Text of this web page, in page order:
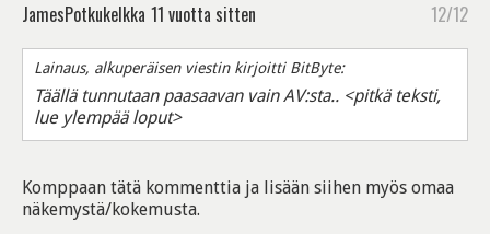
JamesPotkukelkka 11 vuotta sitten 12/12
Lainaus, alkuperäisen viestin kirjoitti BitByte:
Täällä tunnutaan paasaavan vain AV:sta.. <pitkä teksti,
lue ylempää loput>
Komppaan tätä kommenttia ja lisään siihen myös omaa
näkemystä/kokemusta.